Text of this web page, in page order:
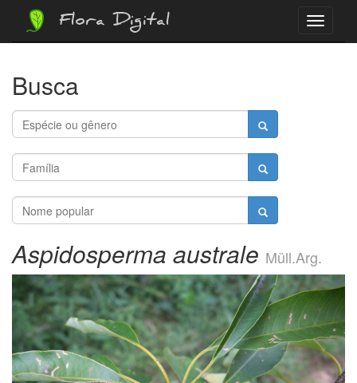
Menu
Flora Digital
Busca
Aspidosperma australe Müll.Arg.